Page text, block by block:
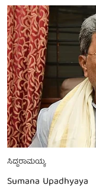
ಸಿದ್ದರಾಮಯ್ಯ
Sumana Upadhyaya